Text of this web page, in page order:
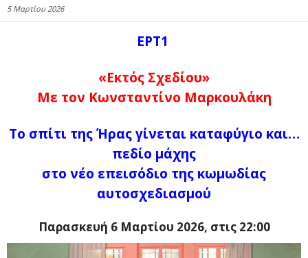
5 Μαρτίου 2026
ΕΡΤ1
«Εκτός Σχεδίου»
Με τον Κωνσταντίνο Μαρκουλάκη
Το σπίτι της Ήρας γίνεται καταφύγιο και…
πεδίο μάχης
στο νέο επεισόδιο της κωμωδίας
αυτοσχεδιασμού
Παρασκευή 6 Μαρτίου 2026, στις 22:00